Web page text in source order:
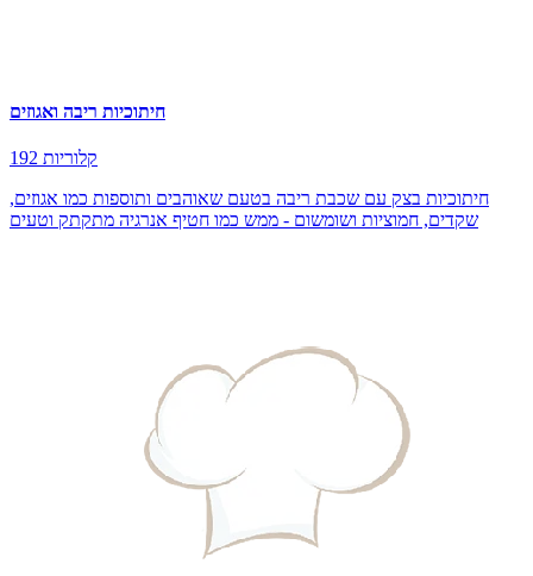
חיתוכיות ריבה ואגוזים
192 קלוריות
חיתוכיות בצק עם שכבת ריבה בטעם שאוהבים ותוספות כמו אגוזים,
שקדים, חמוציות ושומשום - ממש כמו חטיף אנרגיה מתקתק וטעים